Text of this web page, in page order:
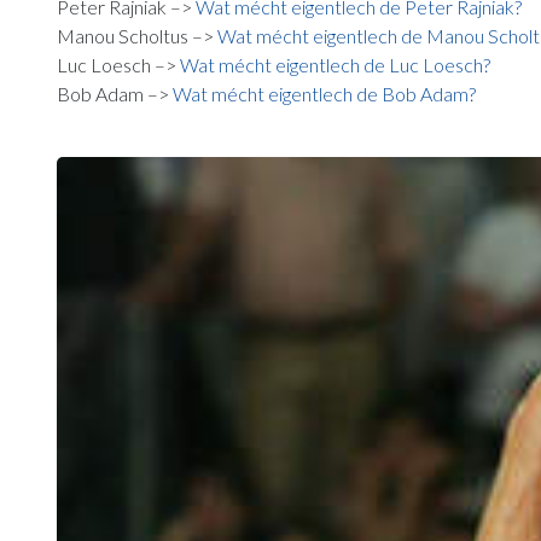
Peter Rajniak –> Wat mécht eigentlech de Peter Rajniak?
Manou Scholtus –> Wat mécht eigentlech de Manou
Luc Loesch –> Wat mécht eigentlech de Luc Loesch?
Bob Adam –> Wat mécht eigentlech de Bob Adam?